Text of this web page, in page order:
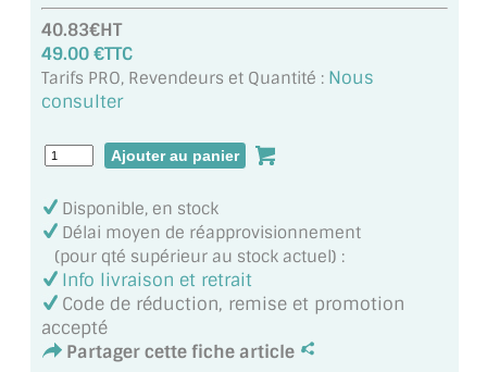
MIROIR POUR PORTE
MIROIR DE SALLE DE BAIN
MIROIR POUR SALLE DE SPORT
MIROIR POUR SALLE DE DANSE
MIROIR ENCADRÉ
MIROIR TV
VERRE SUR MESURE
40.83€HT
49.00 €TTC
Tarifs PRO, Revendeurs et Quantité : Nous
consulter
Disponible, en stock
Délai moyen de réapprovisionnement
(pour qté supérieur au stock actuel) :
Info livraison et retrait
Code de réduction, remise et promotion
accepté
Partager cette fiche article